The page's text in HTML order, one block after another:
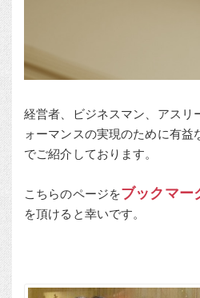
経営者、ビジネスマン、アスリ
ォーマンスの実現のために有益
でご紹介しております。
こちらのページをブックマー
を頂けると幸いです。